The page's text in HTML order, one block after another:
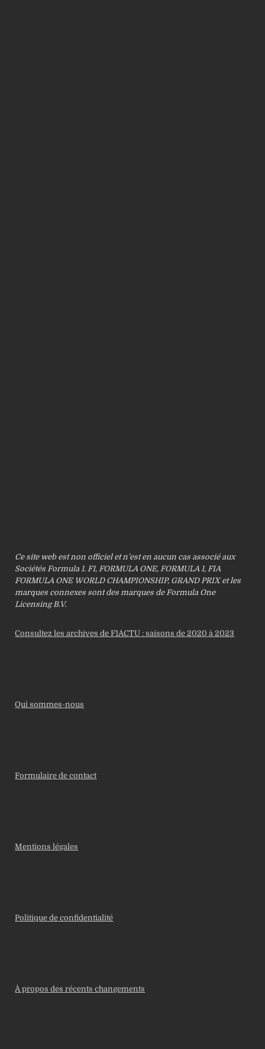
Ce site web est non officiel et n’est en aucun cas associé aux
Sociétés Formula 1. F1, FORMULA ONE, FORMULA 1, FIA
FORMULA ONE WORLD CHAMPIONSHIP, GRAND PRIX et les
marques connexes sont des marques de Formula One
Licensing B.V.
Consultez les archives de F1ACTU : saisons de 2020 à 2023
Qui sommes-nous
Formulaire de contact
Mentions légales
Politique de confidentialité
À propos des récents changements